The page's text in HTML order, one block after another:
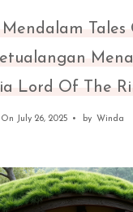
Tales
Lord Of The
On July 26, 2025 by Winda